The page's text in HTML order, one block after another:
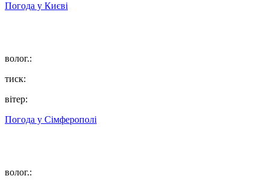
Погода у Києві
волог.:
тиск:
вітер:
Погода у Сімферополі
волог.: